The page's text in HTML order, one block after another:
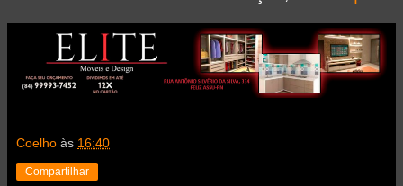
Coelho às 16:40
Compartilhar